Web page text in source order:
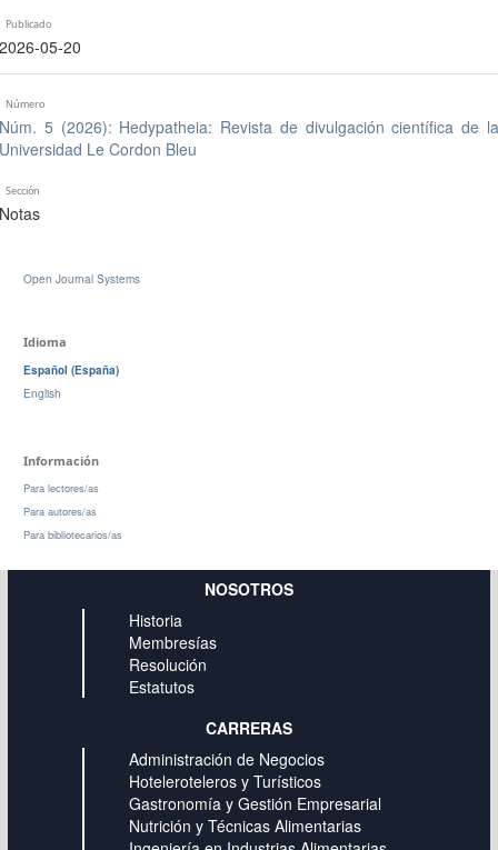
Publicado
2026-05-20
Número
Núm. 5 (2026): Hedypatheia: Revista de divulgación científica de la
Universidad Le Cordon Bleu
Sección
Notas
Open Journal Systems
Idioma
Español (España)
English
Información
Para lectores/as
Para autores/as
Para bibliotecarios/as
NOSOTROS
Historia
Membresías
Resolución
Estatutos
CARRERAS
Administración de Negocios
Hoteleroteleros y Turísticos
Gastronomía y Gestión Empresarial
Nutrición y Técnicas Alimentarias